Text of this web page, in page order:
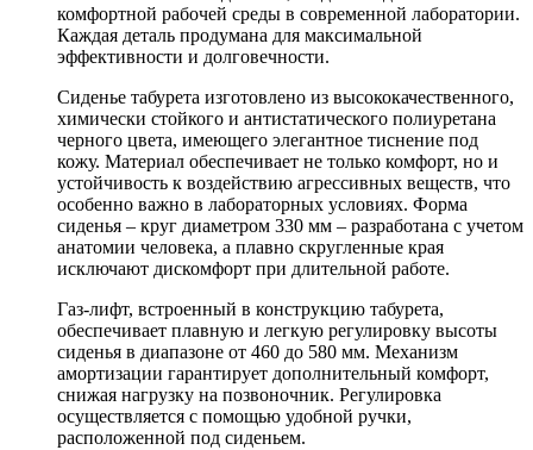
комфортной рабочей среды в современной лаборатории.
Каждая деталь продумана для максимальной
эффективности и долговечности.
Сиденье табурета изготовлено из высококачественного,
химически стойкого и антистатического полиуретана
черного цвета, имеющего элегантное тиснение под
кожу. Материал обеспечивает не только комфорт, но и
устойчивость к воздействию агрессивных веществ, что
особенно важно в лабораторных условиях. Форма
сиденья – круг диаметром 330 мм – разработана с учетом
анатомии человека, а плавно скругленные края
исключают дискомфорт при длительной работе.
Газ-лифт, встроенный в конструкцию табурета,
обеспечивает плавную и легкую регулировку высоты
сиденья в диапазоне от 460 до 580 мм. Механизм
амортизации гарантирует дополнительный комфорт,
снижая нагрузку на позвоночник. Регулировка
осуществляется с помощью удобной ручки,
расположенной под сиденьем.